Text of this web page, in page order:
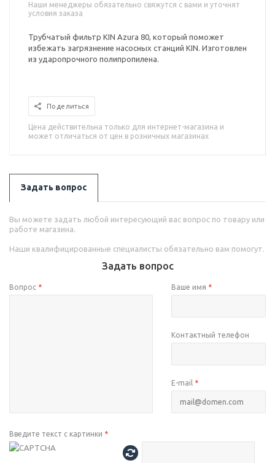
Наши менеджеры обязательно свяжутся с вами и уточнят
условия заказа
Трубчатый фильтр KIN Azura 80, который поможет
избежать загрязнение насосных станций KIN. Изготовлен
из ударопрочного полипропилена.
Поделиться
Цена действительна только для интернет-магазина и
может отличаться от цен в розничных магазинах
Задать вопрос
Вы можете задать любой интересующий вас вопрос по товару или
работе магазина.
Наши квалифицированные специалисты обязательно вам помогут.
Задать вопрос
Вопрос * Ваше имя *
Контактный телефон
E-mail *
Введите текст с картинки *